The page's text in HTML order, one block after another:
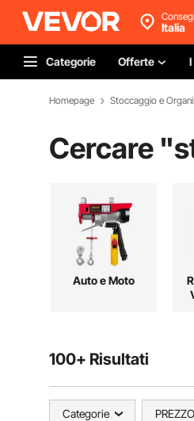
Italia
Categorie Offerte
Homepage Stoccaggio e
Cercare "
Auto e Moto
100+ Risultati
Categorie PREZZO